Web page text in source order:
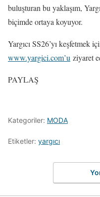
buluşturan bu yaklaşım,
biçimde ortaya koyuyor.
Yargıcı SS26’yı keşfetmek
www.yargici.com’u ziyaret
PAYLAŞ
Kategoriler: MODA
Etiketler: yargıcı